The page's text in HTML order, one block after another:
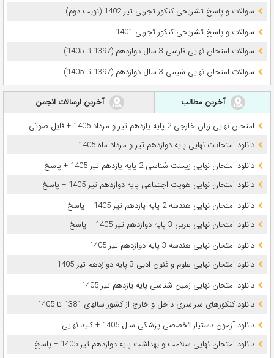
سوالات و پاسخ تشریحی کنکور تجربی تیر 1402 (نوبت دوم)
سوالات و پاسخ تشریحی کنکور تجربی 1401
سوالات امتحان نهایی فارسی 3 سال دوازدهم (1397 تا 1405)
سوالات امتحان نهایی شیمی 3 سال دوازدهم (1397 تا 1405)
آخرین مطالب
آخرین ارسالات انجمن
امتحان نهایی زبان خارجی 2 پایه یازدهم تیر و مرداد 1405 + فایل صوتی
دانلود امتحانات نهایی پایه دوازدهم تیر و مرداد ماه 1405
دانلود امتحان نهایی زیست شناسی 2 پایه یازدهم تیر 1405 + پاسخ
دانلود امتحان نهایی هویت اجتماعی پایه دوازدهم تیر 1405 + پاسخ
دانلود امتحان نهایی هندسه 2 پایه یازدهم تیر 1405 + پاسخ
دانلود امتحان نهایی عربی 3 پایه دوازدهم تیر 1405 + پاسخ
دانلود امتحان نهایی هندسه 3 پایه دوازدهم تیر 1405
دانلود امتحان نهایی علوم و فنون ادبی 3 پایه دوازدهم تیر 1405
دانلود امتحان نهایی زمین شناسی پایه یازدهم تیر 1405
دانلود کنکورهای سراسری داخل و خارج از کشور سالهای 1381 تا 1405
دانلود آزمون دستیار تخصصی پزشکی سال 1405 + کلید نهایی
دانلود امتحان نهایی سلامت و بهداشت پایه دوازدهم تیر 1405 + پاسخ